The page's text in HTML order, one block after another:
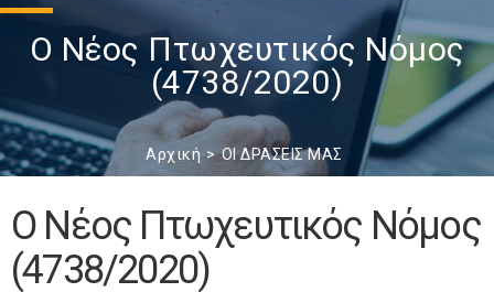
Ο Νέος Πτωχευτικός Νόμος
(4738/2020)
Αρχική ΟΙ ΔΡΑΣΕΙΣ ΜΑΣ
Ο Νέος Πτωχευτικός Νόμος
(4738/2020)